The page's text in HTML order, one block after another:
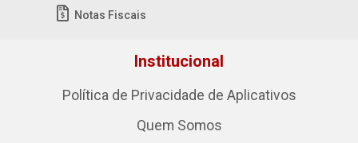
Notas Fiscais
Institucional
Política de Privacidade de Aplicativos
Quem Somos